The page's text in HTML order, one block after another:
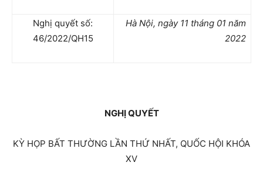
Nghị quyết số:
46/2022/QH15
Hà Nội, ngày 11 tháng 01 năm
2022
NGHỊ QUYẾT
KỲ HỌP BẤT THƯỜNG LẦN THỨ NHẤT, QUỐC HỘI KHÓA
XV